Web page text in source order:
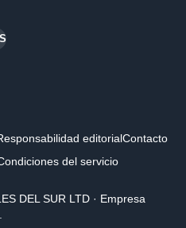
editorialContacto
del servicio
DEL SUR LTD · Empresa